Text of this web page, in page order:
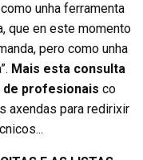
unha ferramenta
que en este momento
pero como unha
Mais esta consulta
profesionais co
axendas para redirixir